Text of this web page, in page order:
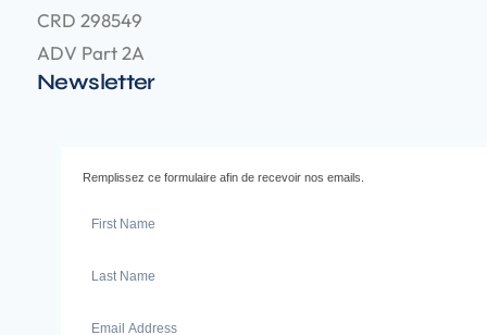
CRD 298549
ADV Part 2A
Newsletter
Remplissez ce formulaire afin de recevoir nos emails.